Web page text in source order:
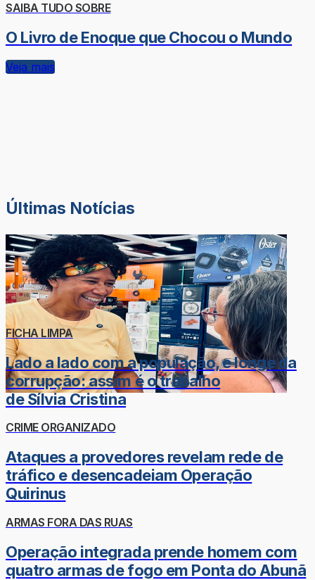
SAIBA TUDO SOBRE
O Livro de Enoque que Chocou o Mundo
Veja mais
Últimas Notícias
FICHA LIMPA
Lado a lado com a população, e longe da
corrupção: assim é o trabalho
de Sílvia Cristina
CRIME ORGANIZADO
Ataques a provedores revelam rede de
tráfico e desencadeiam Operação
Quirinus
ARMAS FORA DAS RUAS
Operação integrada prende homem com
quatro armas de fogo em Ponta do Abunã